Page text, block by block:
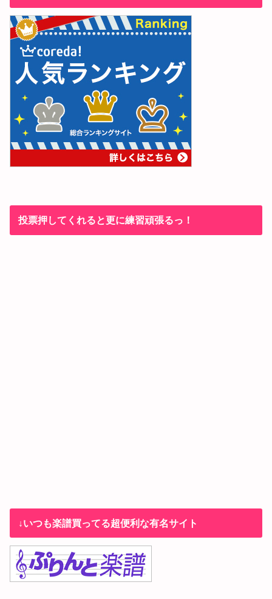
投票押してくれると更に練習頑張るっ！
↓いつも楽譜買ってる超便利な有名サイト